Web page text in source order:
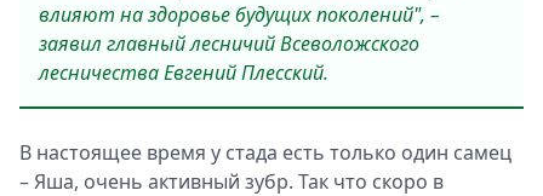
влияют на здоровье будущих поколений", –
заявил главный лесничий Всеволожского
лесничества Евгений Плесский.
В настоящее время у стада есть только один самец
– Яша, очень активный зубр. Так что скоро в